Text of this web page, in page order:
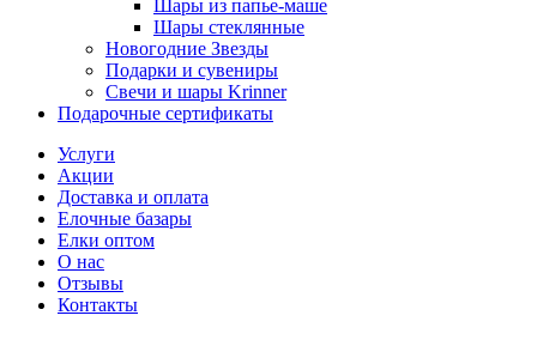
Шары из папье-маше
Шары стеклянные
Новогодние Звезды
Подарки и сувениры
Свечи и шары Krinner
Подарочные сертификаты
Услуги
Акции
Доставка и оплата
Елочные базары
Елки оптом
О нас
Отзывы
Контакты